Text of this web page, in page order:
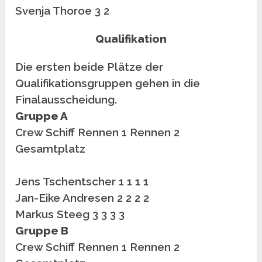
Svenja Thoroe 3 2
Qualifikation
Die ersten beide Plätze der
Qualifikationsgruppen gehen in die
Finalausscheidung.
Gruppe A
Crew Schiff Rennen 1 Rennen 2
Gesamtplatz
Jens Tschentscher 1 1 1 1
Jan-Eike Andresen 2 2 2 2
Markus Steeg 3 3 3 3
Gruppe B
Crew Schiff Rennen 1 Rennen 2